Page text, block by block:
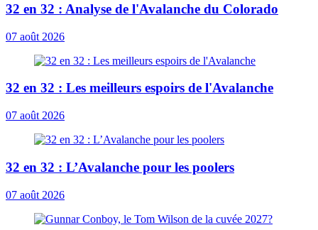
32 en 32 : Analyse de l'Avalanche du Colorado
07 août 2026
32 en 32 : Les meilleurs espoirs de l'Avalanche
07 août 2026
32 en 32 : L’Avalanche pour les poolers
07 août 2026